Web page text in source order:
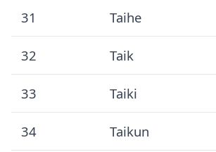
31 Taihe
32 Taik
33 Taiki
34 Taikun